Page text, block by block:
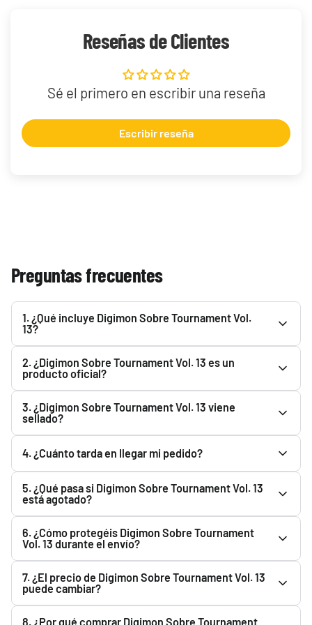
Reseñas de Clientes
Sé el primero en escribir una reseña
Escribir reseña
Preguntas frecuentes
1. ¿Qué incluye Digimon Sobre Tournament Vol.
13?
13 para ver todo lo que incluye. Podrás encontrarlo en el
apartado superior.
2. ¿Digimon Sobre Tournament Vol. 13 es un
producto oficial?
oficial y Original. En Pokemillon vendemos productos
nuevos y originales adquiridos a través de nuestros
proveedores y distribuidores.
3. ¿Digimon Sobre Tournament Vol. 13 viene
sellado?
precintados de fábrica. Siempre que el fabricante lo
distribuya precintado, recibirás Digimon Sobre
Tournament Vol. 13 sellado de fábrica.
4. ¿Cuánto tarda en llegar mi pedido?
estimado de entrega es de 1 a 3 días hábiles.
5. ¿Qué pasa si Digimon Sobre Tournament Vol. 13
está agotado?
enviaremos un email cuando vuelva a estar disponible.
6. ¿Cómo protegéis Digimon Sobre Tournament
Vol. 13 durante el envío?
utilizamos material de protección para proteger Digimon
Sobre Tournament Vol. 13 durante el transporte.
7. ¿El precio de Digimon Sobre Tournament Vol. 13
puede cambiar?
8. ¿Por qué comprar Digimon Sobre Tournament